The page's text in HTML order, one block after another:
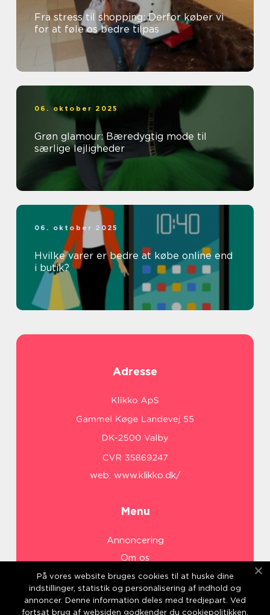
Fra stress til shopping: Derfor køber vi
for at føle os bedre tilpas
06. oktober 2025
Grøn glamour: Bæredygtig mode til
særlige lejligheder
06. oktober 2025
Hvilke varer er bedre at købe online end
i butik?
Adresse
web: www.klikko.dk/
Menu
Annoncering
Om os
Cookies
Kontakt os
Sitemap
På vores website bruges cookies til at huske dine
indstillinger, statistik og personalisering af indhold og
annoncer. Denne information deles med tredjepart. Ved
fortsat brug af websiden godkender du cookiepolitikken.